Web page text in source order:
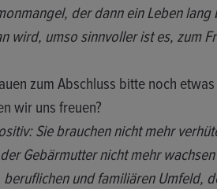
der dann ein Leben
wird, umso sinnvoller ist es, zum
zum Abschluss bitte noch
wir uns freuen?
Sie brauchen nicht mehr
Gebärmutter nicht mehr
beruflichen und familiären Umfeld,